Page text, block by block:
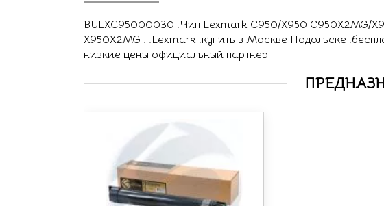
BULXC95000030 .Чип Lexmark C950/X950 C950X2MG/
X950X2MG . .Lexmark .купить в Москве Подольске
низкие цены официальный партнер